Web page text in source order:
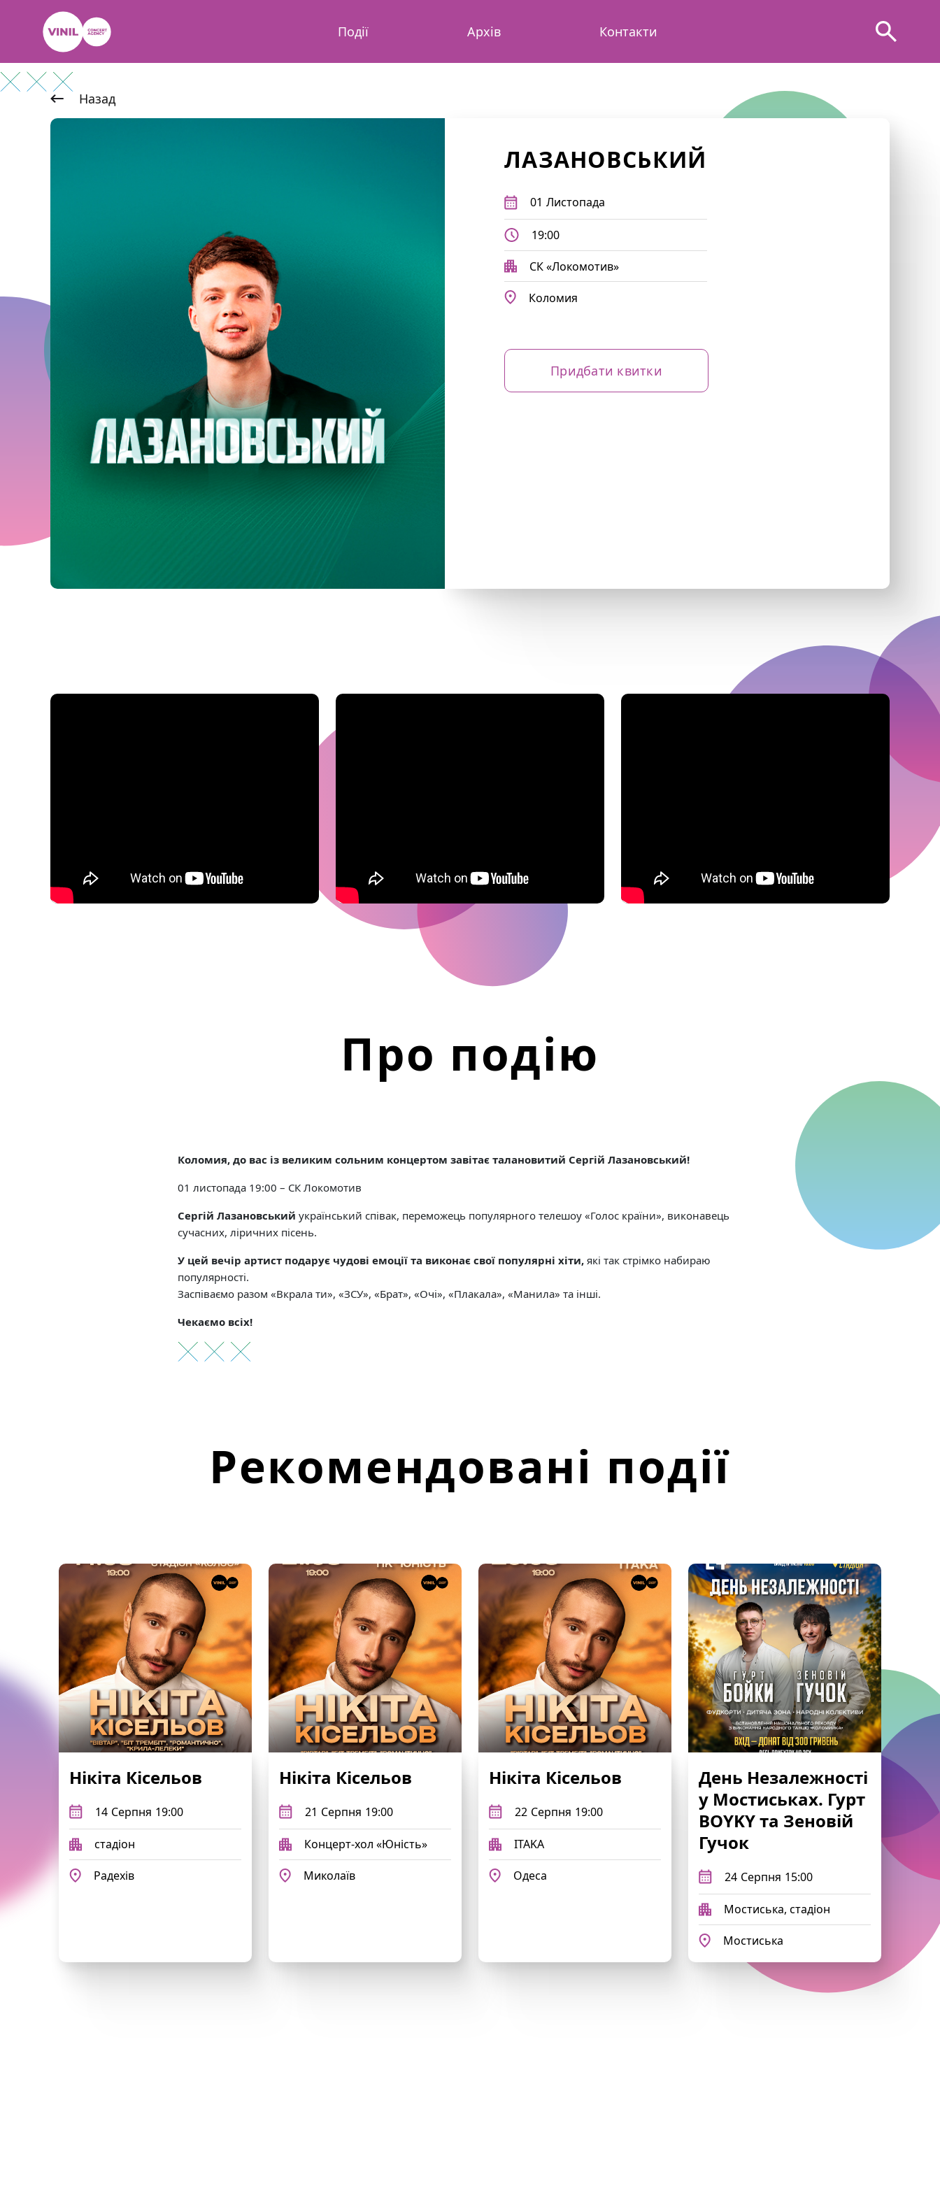
Події Архів Контакти
Назад
ЛАЗАНОВСЬКИЙ
01 Листопада
19:00
СК «Локомотив»
Коломия
Придбати квитки
Про подію
Коломия, до вас із великим сольним концертом завітає талановитий Сергій Лазановський!
01 листопада 19:00 – СК Локомотив
Сергій Лазановський український співак, переможець популярного телешоу «Голос країни», виконавець
сучасних, ліричних пісень.
У цей вечір артист подарує чудові емоції та виконає свої популярні хіти,які так стрімко набираю
популярності.
Заспіваємо разом «Вкрала ти», «ЗСУ», «Брат», «Очі», «Плакала», «Манила» та інші.
Чекаємо всіх!
Рекомендовані події
Нікіта Кісельов
14 Серпня 19:00
стадіон
Радехів
Нікіта Кісельов
21 Серпня 19:00
Концерт-хол «Юність»
Миколаїв
Нікіта Кісельов
22 Серпня 19:00
ITAKA
Одеса
День Незалежності
у Мостиськах. Гурт
BOYKY та Зеновій
Гучок
24 Серпня 15:00
Мостиська, стадіон
Мостиська